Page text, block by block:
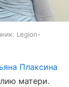
Legion-
Плаксина
матери.